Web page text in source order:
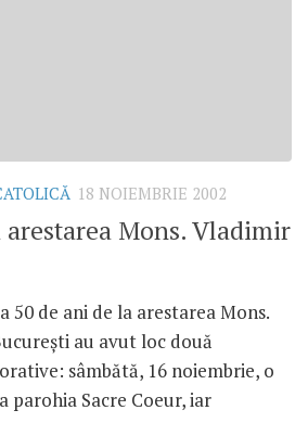
18 NOIEMBRIE 2002
arestarea Mons. Vladimir
50 de ani de la arestarea Mons.
au avut loc două
sâmbătă, 16 noiembrie, o
parohia Sacre Coeur, iar